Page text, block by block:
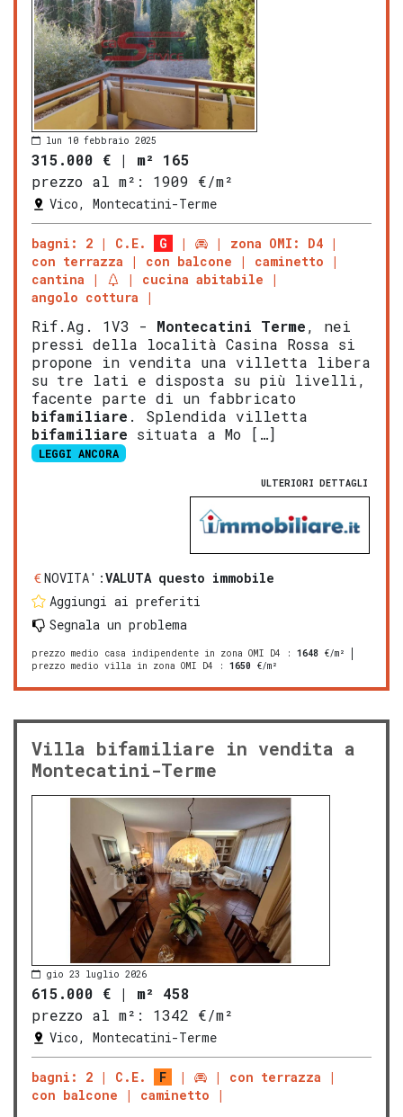
lun 10 febbraio 2025
315.000 € | m² 165
prezzo al m²:
1909 €/m²
Vico, Montecatini-Terme
bagni: 2 C.E. G
zona OMI: D4
con terrazza
con balcone
caminetto
cantina
cucina abitabile
angolo cottura
Rif.Ag. 1V3 - Montecatini Terme, nei
pressi della località Casina Rossa si
propone in vendita una villetta libera
su tre lati e disposta su più livelli,
facente parte di un fabbricato
bifamiliare . Splendida villetta
bifamiliare situata a Mo […]
LEGGI ANCORA
ULTERIORI DETTAGLI
NOVITA':VALUTA questo immobile
Aggiungi ai preferiti
Segnala un problema
prezzo medio casa indipendente in zona OMI D4 : 1648 €/m²
prezzo medio villa in zona OMI D4 : 1650 €/m²
Villa bifamiliare in vendita a
Montecatini-Terme
gio 23 luglio 2026
615.000 € | m² 458
prezzo al m²:
1342 €/m²
Vico, Montecatini-Terme
bagni: 2 C.E. F
con terrazza
con balcone
caminetto